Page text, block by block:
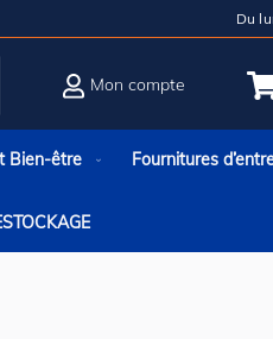
Du
Mon compte
Bien-être Fournitures